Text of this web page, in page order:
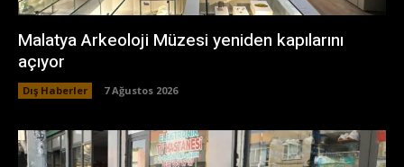
Malatya Arkeoloji Müzesi yeniden kapılarını
açıyor
Dış Haberler 7 Ağustos 2026